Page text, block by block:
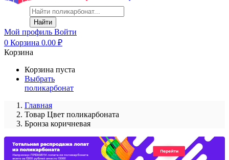
Найти
Мой профиль Войти
0 Корзина 0.00 ₽
Корзина
Корзина пуста
Выбрать
поликарбонат
Главная
Товар Цвет поликарбоната
Бронза коричневая